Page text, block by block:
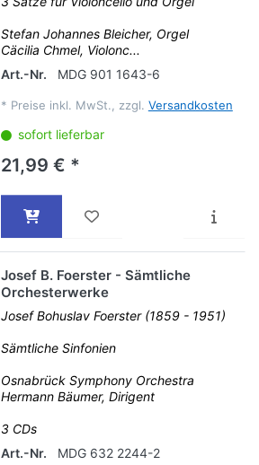
Stefan Johannes Bleicher, Orgel
Cäcilia Chmel, Violonc...
Art.-Nr.
MDG 901 1643-6
* Preise inkl. MwSt., zzgl. Versandkosten
sofort lieferbar
21,99 € *
Josef B. Foerster - Sämtliche
Orchesterwerke
Josef Bohuslav Foerster (1859 - 1951)
Sämtliche Sinfonien
Osnabrück Symphony Orchestra
Hermann Bäumer, Dirigent
3 CDs
Art.-Nr.
MDG 632 2244-2